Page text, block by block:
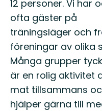
12 personer. Vi har
ofta gäster på
träningsläger och
föreningar av olika
Många grupper
är en rolig aktivitet
mat tillsammans
hjälper gärna till